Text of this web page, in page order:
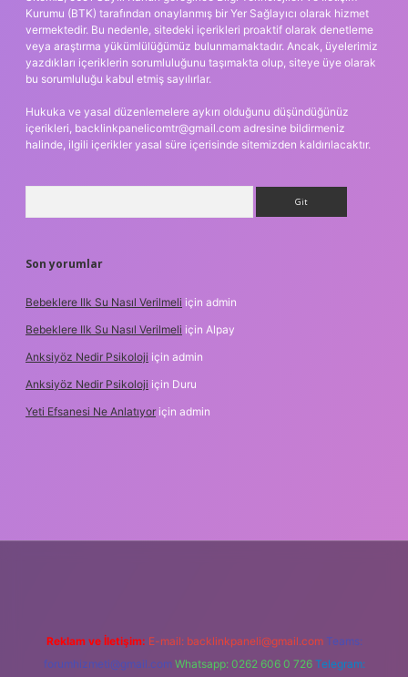
Kurumu (BTK) tarafından onaylanmış bir Yer Sağlayıcı olarak hizmet
vermektedir. Bu nedenle, sitedeki içerikleri proaktif olarak denetleme
veya araştırma yükümlülüğümüz bulunmamaktadır. Ancak, üyelerimiz
yazdıkları içeriklerin sorumluluğunu taşımakta olup, siteye üye olarak
bu sorumluluğu kabul etmiş sayılırlar.
Hukuka ve yasal düzenlemelere aykırı olduğunu düşündüğünüz
içerikleri, backlinkpanelicomtr@gmail.com adresine bildirmeniz
halinde, ilgili içerikler yasal süre içerisinde sitemizden kaldırılacaktır.
Son yorumlar
Bebeklere Ilk Su Nasıl Verilmeli için admin
Bebeklere Ilk Su Nasıl Verilmeli için Alpay
Anksiyöz Nedir Psikoloji için admin
Anksiyöz Nedir Psikoloji için Duru
Yeti Efsanesi Ne Anlatıyor için admin
Reklam ve İletişim: E-mail: backlinkpaneli@gmail.com Teams:
forumhizmeti@gmail.com Whatsapp: 0262 606 0 726 Telegram: